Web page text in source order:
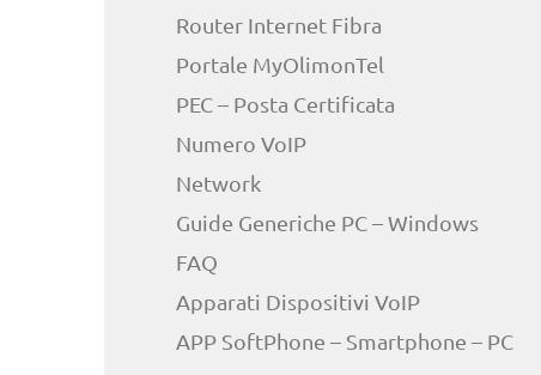
Router Internet Fibra
Portale MyOlimonTel
PEC – Posta Certificata
Numero VoIP
Network
Guide Generiche PC – Windows
FAQ
Apparati Dispositivi VoIP
APP SoftPhone – Smartphone – PC